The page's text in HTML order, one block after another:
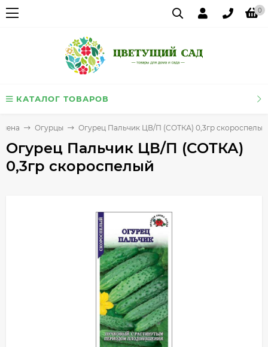
0
КАТАЛОГ ТОВАРОВ
Огурцы Огурец Пальчик ЦВ/П (СОТКА) 0,3гр скороспелый
Огурец Пальчик ЦВ/П (СОТКА)
0,3гр скороспелый